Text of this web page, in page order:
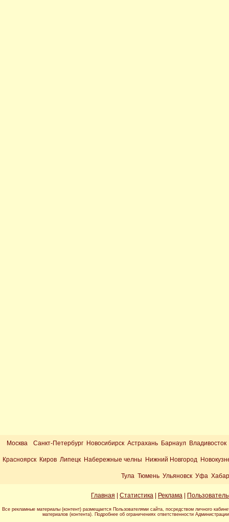
Москва Санкт-Петербург Новосибирск Астрахань Барнаул
Красноярск Киров Липецк Набережные челны Нижний Новгород
Тула Тюмень Ульяновск Уфа
Главная Статистика Реклама
Все рекламные материалы (контент) размещается Пользователями сайта, посредством личного
материалов (контента). Подробнее об ограничениях ответственности